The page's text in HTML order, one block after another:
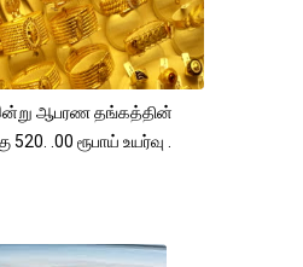
ஆபரண தங்கத்தின்
.00 ரூபாய் உயர்வு .